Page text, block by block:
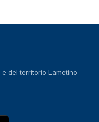
del territorio Lametino